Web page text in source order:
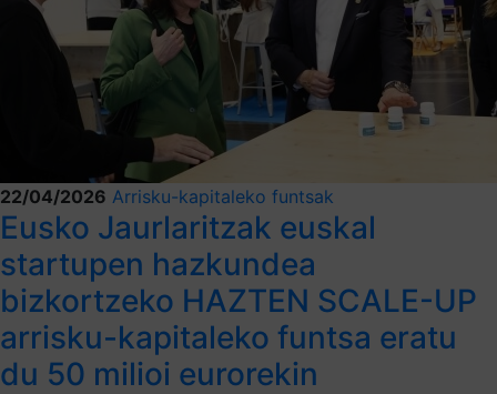
22/04/2026 Arrisku-kapitaleko funtsak
Eusko Jaurlaritzak euskal
startupen hazkundea
bizkortzeko HAZTEN SCALE-UP
arrisku-kapitaleko funtsa eratu
du 50 milioi eurorekin